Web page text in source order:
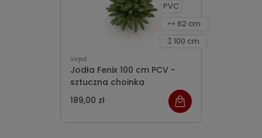
Virpol
Jodła Fenix 100 cm PCV -
sztuczna choinka
189,00 zł
100 cm
62 cm
PVC